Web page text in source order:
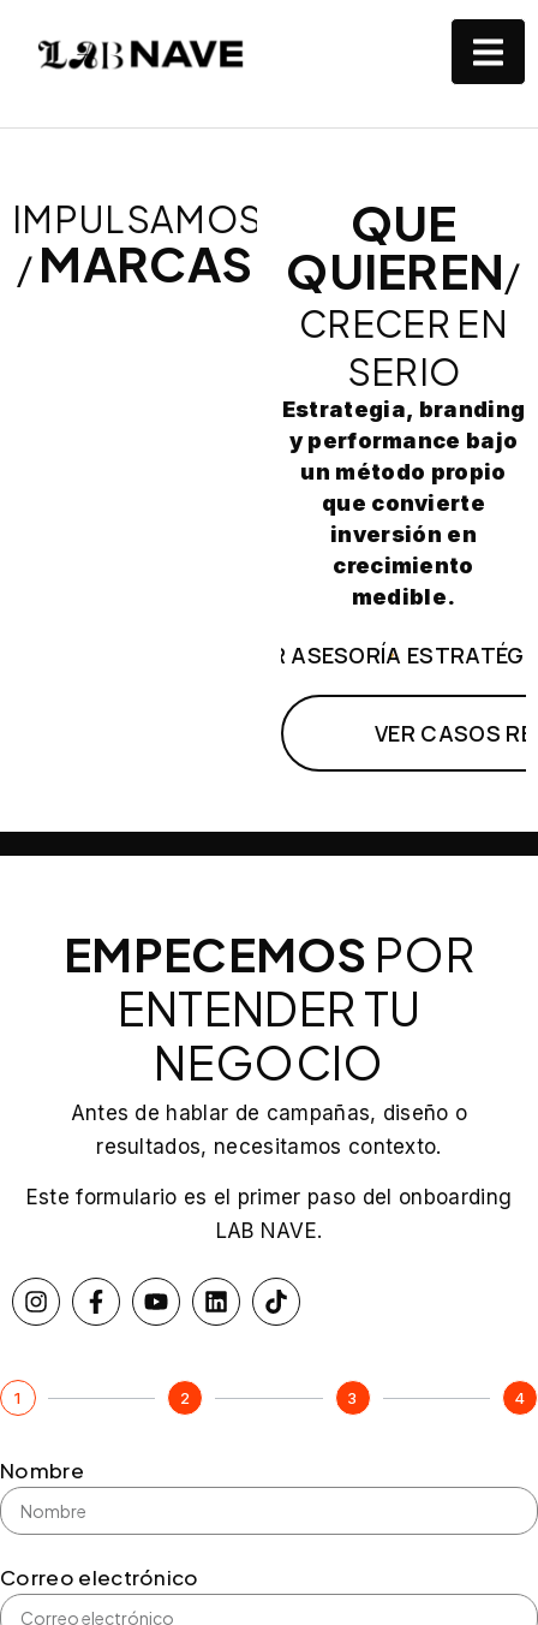
IMPULSAMOS
/ MARCAS
QUE
QUIEREN/
CRECER EN
SERIO
Estrategia, branding
y performance bajo
un método propio
que convierte
inversión en
crecimiento
medible.
AGENDAR ASESORÍA
VER CASOS
EMPECEMOS POR
ENTENDER TU
NEGOCIO
Antes de hablar de campañas, diseño o
resultados, necesitamos contexto.
Este formulario es el primer paso del onboarding
LAB NAVE.
1 2 3 4
Nombre
Correo electrónico